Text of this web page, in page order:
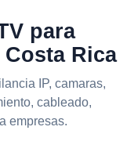
para
Rica
IP, camaras,
cableado,
empresas.